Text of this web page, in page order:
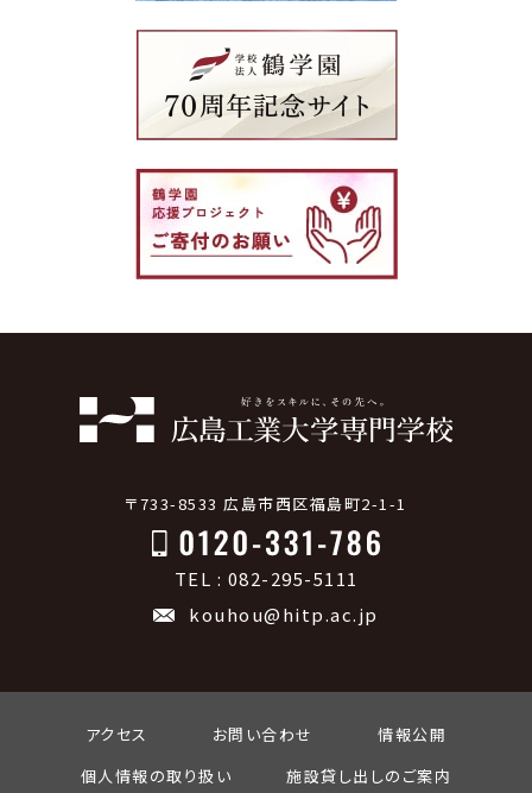
〒733-8533 広島市西区福島町2-1-1
TEL : 082-295-5111
kouhou@hitp.ac.jp
アクセス お問い合わせ
情報公開
個人情報の取り扱い
施設貸し出しのご案内